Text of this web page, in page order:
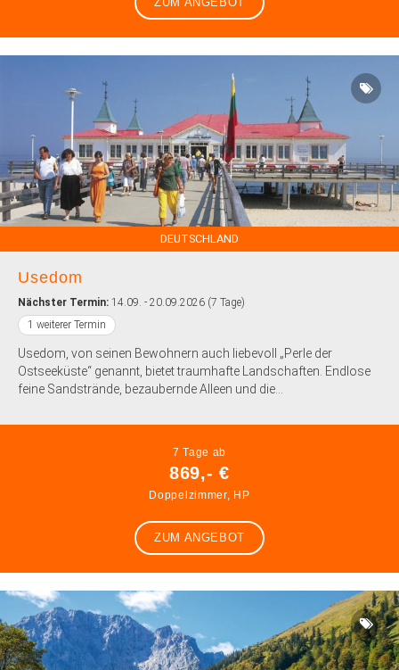
DEUTSCHLAND
Usedom
Nächster Termin: 14.09. - 20.09.2026 (7 Tage)
1 weiterer Termin
Usedom, von seinen Bewohnern auch liebevoll „Perle der
Ostseeküste“ genannt, bietet traumhafte Landschaften. Endlose
feine Sandstrände, bezaubernde Alleen und die...
7 Tage ab
869,- €
Doppelzimmer, HP
ZUM ANGEBOT